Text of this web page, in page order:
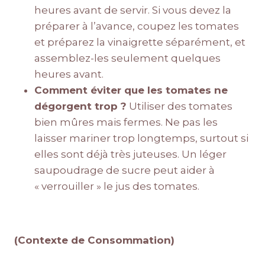
heures avant de servir. Si vous devez la
préparer à l’avance, coupez les tomates
et préparez la vinaigrette séparément, et
assemblez-les seulement quelques
heures avant.
Comment éviter que les tomates ne
dégorgent trop ? Utiliser des tomates
bien mûres mais fermes. Ne pas les
laisser mariner trop longtemps, surtout si
elles sont déjà très juteuses. Un léger
saupoudrage de sucre peut aider à
« verrouiller » le jus des tomates.
(Contexte de Consommation)